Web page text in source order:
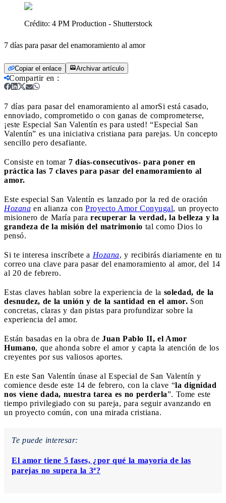
Crédito: 4 PM Production - Shutterstock
7 días para pasar del enamoramiento al amor
Copiar el enlace Archivar artículo
Compartir en :
7 días para pasar del enamoramiento al amorSi está casado,
ennoviado, comprometido o con ganas de comprometerse,
¡este Especial San Valentín es para usted! “Especial San
Valentín” es una iniciativa cristiana para parejas. Un concepto
sencillo pero desafiante.
Consiste en tomar 7 días-consecutivos- para poner en
práctica las 7 claves para pasar del enamoramiento al
amor.
Este especial San Valentín es lanzado por la red de oración
Hozana en alianza con Proyecto Amor Conyugal, un proyecto
misionero de María para recuperar la verdad, la belleza y la
grandeza de la misión del matrimonio tal como Dios lo
pensó.
Si te interesa inscríbete a Hozana, y recibirás diariamente en tu
correo una clave para pasar del enamoramiento al amor, del 14
al 20 de febrero.
Estas claves hablan sobre la experiencia de la soledad, de la
desnudez, de la unión y de la santidad en el amor. Son
concretas, claras y dan pistas para profundizar sobre la
experiencia del amor.
Están basadas en la obra de Juan Pablo II, el Amor
Humano, que ahonda sobre el amor y capta la atención de los
creyentes por sus valiosos aportes.
En este San Valentín únase al Especial de San Valentín y
comience desde este 14 de febrero, con la clave “la dignidad
nos viene dada, nuestra tarea es no perderla”. Tome este
tiempo privilegiado con su pareja, para seguir avanzando en
un proyecto común, con una mirada cristiana.
Te puede interesar:
El amor tiene 5 fases, ¿por qué la mayoría de las
parejas no supera la 3ª?